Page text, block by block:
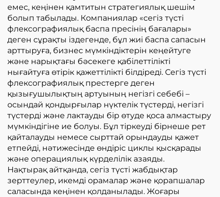
емес, кеңінен қамтитын стратегиялық шешім
болып табылады. Компаниялар «сегіз түсті
флексографиялық баспа пресінің бағалары»
деген сұрақты іздегенде, бұл жиі баспа сапасын
арттыруға, бизнес мүмкіндіктерін кеңейтуге
және нарықтағы бәсекеге қабілеттілікті
нығайтуға өтірік қажеттілікті білдіреді. Сегіз түсті
флексографиялық престерге деген
қызығушылықтың артуының негізгі себебі –
осындай қондырғылар нүктелік түстерді, негізгі
түстерді және лактауды бір өтуде қоса алмастыру
мүмкіндігіне ие болуы. Бұл тіркеуді бірнеше рет
қайталауды немесе сырттай орындауды қажет
етпейді, нәтижесінде өндіріс циклы қысқарады
және операциялық күрделілік азаяды.
Нақтырақ айтқанда, сегіз түсті жабдықтар
зерттеулер, икемді орамалар және қорапшалар
саласында кеңінен қолданылады. Жоғары